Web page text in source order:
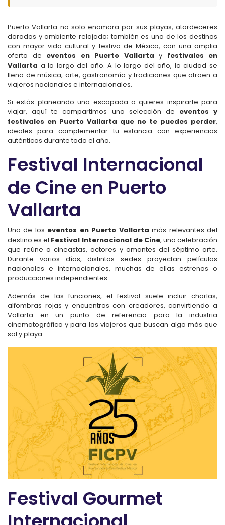
Puerto Vallarta no solo enamora por sus playas, atardeceres
dorados y ambiente relajado; también es uno de los destinos
con mayor vida cultural y festiva de México, con una amplia
oferta de eventos en Puerto Vallarta y festivales en
Vallarta a lo largo del año. A lo largo del año, la ciudad se
llena de música, arte, gastronomía y tradiciones que atraen a
viajeros nacionales e internacionales.
Si estás planeando una escapada o quieres inspirarte para
viajar, aquí te compartimos una selección de eventos y
festivales en Puerto Vallarta que no te puedes perder,
ideales para complementar tu estancia con experiencias
auténticas durante todo el año.
Festival Internacional
de Cine en Puerto
Vallarta
Uno de los eventos en Puerto Vallarta más relevantes del
destino es el Festival Internacional de Cine, una celebración
que reúne a cineastas, actores y amantes del séptimo arte.
Durante varios días, distintas sedes proyectan películas
nacionales e internacionales, muchas de ellas estrenos o
producciones independientes.
Además de las funciones, el festival suele incluir charlas,
alfombras rojas y encuentros con creadores, convirtiendo a
Vallarta en un punto de referencia para la industria
cinematográfica y para los viajeros que buscan algo más que
sol y playa.
Festival Gourmet